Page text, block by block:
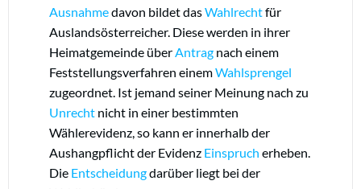
Ausnahmedavon bildet dasWahlrechtfür
Auslandsösterreicher. Diese werden in ihrer
Heimatgemeinde über Antrag nach einem
Feststellungsverfahren einemWahlsprengel
zugeordnet. Ist jemand seiner Meinung nach zu
Unrecht nicht in einer bestimmten
Wählerevidenz, so kann er innerhalb der
Aushangpflicht der Evidenz Einspruch erheben.
Die Entscheidungdarüber liegt bei der